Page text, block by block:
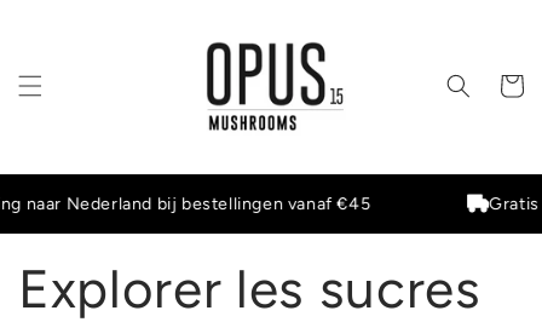
contenu
Panier
Nederland bij bestellingen vanaf €45 Gratis
Explorer les sucres